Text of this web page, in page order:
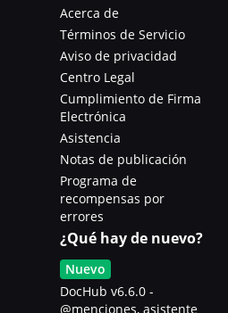
Acerca de
Términos de Servicio
Aviso de privacidad
Centro Legal
Cumplimiento de Firma
Electrónica
Asistencia
Notas de publicación
Programa de
recompensas por
errores
¿Qué hay de nuevo?
Nuevo
DocHub v6.6.0 -
@menciones, asistente